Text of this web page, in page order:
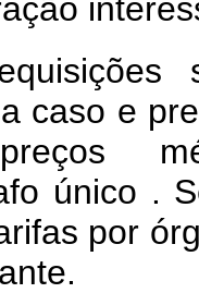
caso e
único .
por